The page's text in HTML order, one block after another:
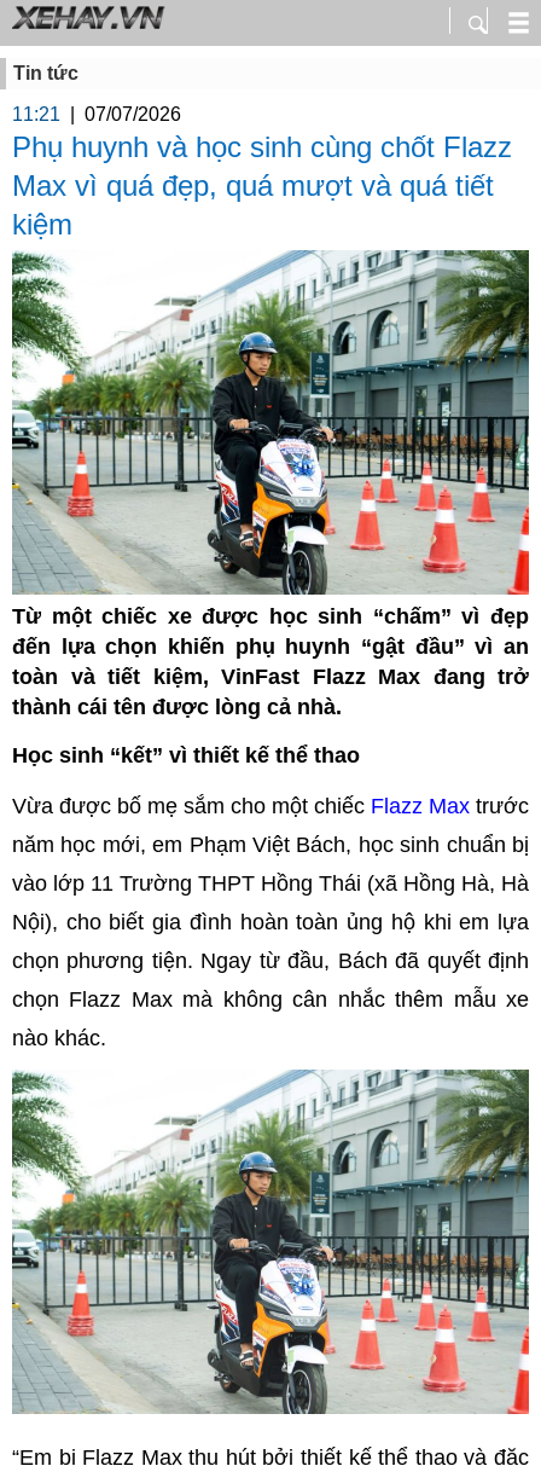
Tin tức
11:21
07/07/2026
Phụ huynh và học sinh cùng chốt Flazz
Max vì quá đẹp, quá mượt và quá tiết
kiệm
Từ một chiếc xe được học sinh “chấm” vì đẹp
đến lựa chọn khiến phụ huynh “gật đầu” vì an
toàn và tiết kiệm, VinFast Flazz Max đang trở
thành cái tên được lòng cả nhà.
Học sinh “kết” vì thiết kế thể thao
Vừa được bố mẹ sắm cho một chiếc Flazz Max trước
năm học mới, em Phạm Việt Bách, học sinh chuẩn bị
vào lớp 11 Trường THPT Hồng Thái (xã Hồng Hà, Hà
Nội), cho biết gia đình hoàn toàn ủng hộ khi em lựa
chọn phương tiện. Ngay từ đầu, Bách đã quyết định
chọn Flazz Max mà không cân nhắc thêm mẫu xe
nào khác.
“Em bị Flazz Max thu hút bởi thiết kế thể thao và đặc